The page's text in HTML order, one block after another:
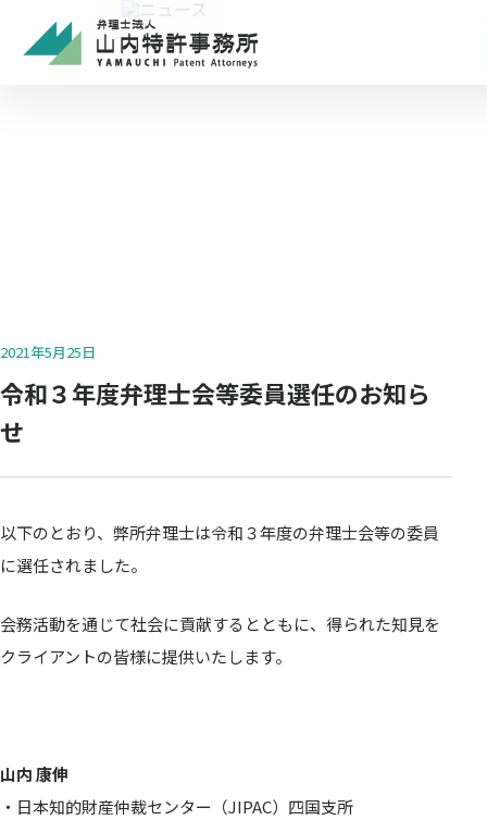
2021年5月25日
令和３年度弁理士会等委員選任のお知ら
せ
以下のとおり、弊所弁理士は令和３年度の弁理士会等の委員
に選任されました。
会務活動を通じて社会に貢献するとともに、得られた知見を
クライアントの皆様に提供いたします。
山内 康伸
・日本知的財産仲裁センター（JIPAC）四国支所